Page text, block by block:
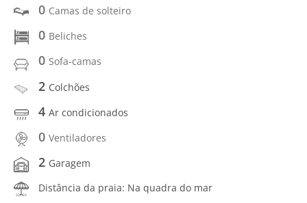
0 Camas de solteiro
0 Beliches
0 Sofa-camas
2 Colchões
4 Ar condicionados
0 Ventiladores
2 Garagem
Distância da praia: Na quadra do mar